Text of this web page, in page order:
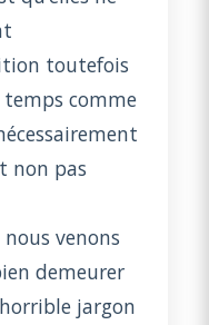
toutefois
temps comme
non pas
venons
demeurer
jargon